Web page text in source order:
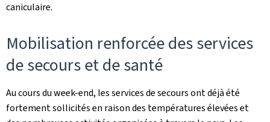
caniculaire.
Mobilisation renforcée des services
de secours et de santé
Au cours du week-end, les services de secours ont déjà été
fortement sollicités en raison des températures élevées et